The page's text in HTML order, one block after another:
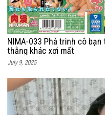
NIMA-033 Phá trinh cô
thằng khác xơi mất
July 9, 2025